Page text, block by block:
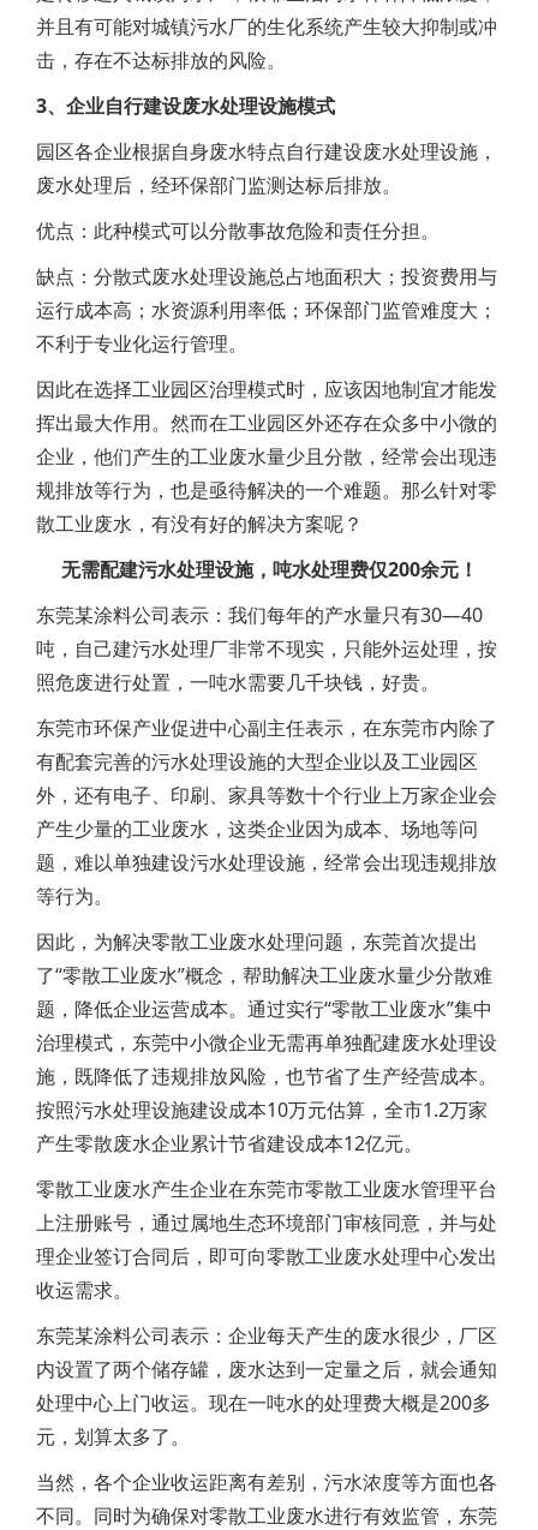
并且有可能对城镇污水厂的生化系统产生较大抑制或冲
击，存在不达标排放的风险。
3、企业自行建设废水处理设施模式
园区各企业根据自身废水特点自行建设废水处理设施，
废水处理后，经环保部门监测达标后排放。
优点：此种模式可以分散事故危险和责任分担。
缺点：分散式废水处理设施总占地面积大；投资费用与
运行成本高；水资源利用率低；环保部门监管难度大；
不利于专业化运行管理。
因此在选择工业园区治理模式时，应该因地制宜才能发
挥出最大作用。然而在工业园区外还存在众多中小微的
企业，他们产生的工业废水量少且分散，经常会出现违
规排放等行为，也是亟待解决的一个难题。那么针对零
散工业废水，有没有好的解决方案呢？
无需配建污水处理设施，吨水处理费仅200余元！
东莞某涂料公司表示：我们每年的产水量只有30—40
吨，自己建污水处理厂非常不现实，只能外运处理，按
照危废进行处置，一吨水需要几千块钱，好贵。
东莞市环保产业促进中心副主任表示，在东莞市内除了
有配套完善的污水处理设施的大型企业以及工业园区
外，还有电子、印刷、家具等数十个行业上万家企业会
产生少量的工业废水，这类企业因为成本、场地等问
题，难以单独建设污水处理设施，经常会出现违规排放
等行为。
因此，为解决零散工业废水处理问题，东莞首次提出
了“零散工业废水”概念，帮助解决工业废水量少分散难
题，降低企业运营成本。通过实行“零散工业废水”集中
治理模式，东莞中小微企业无需再单独配建废水处理设
施，既降低了违规排放风险，也节省了生产经营成本。
按照污水处理设施建设成本10万元估算，全市1.2万家
产生零散废水企业累计节省建设成本12亿元。
零散工业废水产生企业在东莞市零散工业废水管理平台
上注册账号，通过属地生态环境部门审核同意，并与处
理企业签订合同后，即可向零散工业废水处理中心发出
收运需求。
东莞某涂料公司表示：企业每天产生的废水很少，厂区
内设置了两个储存罐，废水达到一定量之后，就会通知
处理中心上门收运。现在一吨水的处理费大概是200多
元，划算太多了。
当然，各个企业收运距离有差别，污水浓度等方面也各
不同。同时为确保对零散工业废水进行有效监管，东莞